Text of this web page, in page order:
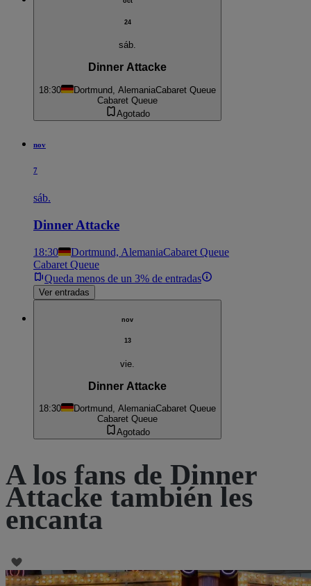
24
sáb.
Dinner Attacke
18:30 Dortmund, AlemaniaCabaret Queue
Cabaret Queue
Agotado
nov
7
sáb.
Dinner Attacke
18:30 Dortmund, AlemaniaCabaret Queue
Cabaret Queue
Queda menos de un 3% de entradas
Ver entradas
nov
13
vie.
Dinner Attacke
18:30 Dortmund, AlemaniaCabaret Queue
Cabaret Queue
Agotado
A los fans de Dinner
Attacke también les
encanta